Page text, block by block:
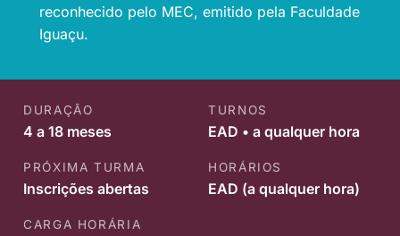
reconhecido pelo MEC, emitido pela Faculdade
Iguaçu.
DURAÇÃO
4 a 18 meses
TURNOS
EAD • a qualquer hora
PRÓXIMA TURMA
Inscrições abertas
HORÁRIOS
EAD (a qualquer hora)
CARGA HORÁRIA